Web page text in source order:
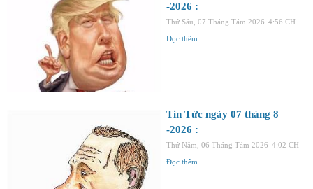
-2026 :
Thứ Sáu, 07 Tháng Tám 2026 4:56 CH
Đọc thêm
Tin Tức ngày 07 tháng 8
-2026 :
Thứ Năm, 06 Tháng Tám 2026 4:02 CH
Đọc thêm